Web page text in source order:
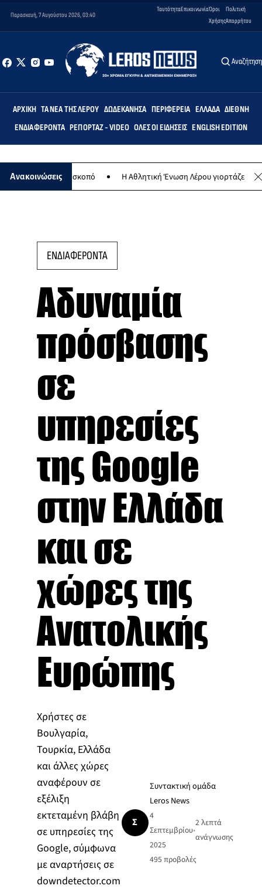
Παρασκευή, 7 Αυγούστου 2026, 03:40
ΤαυτότηταΕπικοινωνίαΌροι
Χρήσης
Πολιτική
Απορρήτου
Αναζήτηση
ΑΡΧΙΚΉ ΤΑ ΝΈΑ ΤΗΣ ΛΈΡΟΥ ΔΩΔΕΚΆΝΗΣΑ ΠΕΡΙΦΈΡΕΙΑ ΕΛΛΆΔΑ ΔΙΕΘΝΉ
ΕΝΔΙΑΦΈΡΟΝΤΑ ΡΕΠΟΡΤΆΖ - VIDEO ΌΛΕΣ ΟΙ ΕΙΔΉΣΕΙΣ ENGLISH EDITION
Ανακοινώσεις
φιλανθρωπικό σκοπό Η Αθλητική Ένωση Λέρου γιορτάζει 30
ΕΝΔΙΑΦΕΡΟΝΤΑ
Αδυναμία
πρόσβασης
σε
υπηρεσίες
της Google
στην Ελλάδα
και σε
χώρες της
Ανατολικής
Ευρώπης
Χρήστες σε
Βουλγαρία,
Τουρκία, Ελλάδα
και άλλες χώρες
αναφέρουν σε
εξέλιξη
εκτεταμένη βλάβη
σε υπηρεσίες της
Google, σύμφωνα
με αναρτήσεις σε
downdetector.com
Σ
Συντακτική ομάδα
Leros News
4
Σεπτεμβρίου
2025
•
2 λεπτά
ανάγνωσης
495 προβολές